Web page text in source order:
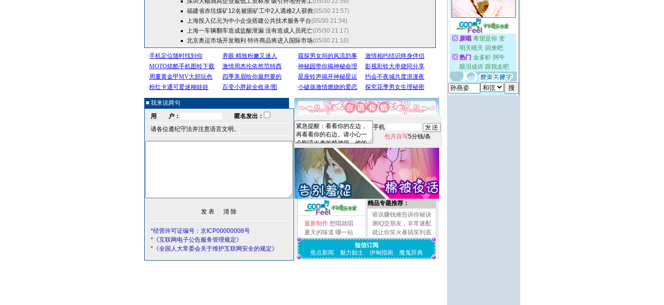
福建省赤坑煤矿12名被困矿工中2人遇难2人获救(05/30 21:57)
上海投入亿元为中小企业搭建公共技术服务平台(05/30 21:34)
上海一车辆翻车造成盐酸泄漏 没有造成人员死亡(05/30 21:17)
北京奥运市场开发顺利 特许商品将进入国际市场(05/30 21:16)
■ 我来说两句
用 户：
匿名发出：
请各位遵纪守法并注意语言文明。
*经营许可证编号：京ICP00000008号
*《互联网电子公告服务管理规定》
*《全国人大常委会关于维护互联网安全的规定》
手机
包月自写5分钱/条
最新制作 想唱就唱
夏天的味道 哪一站
精品专题推荐：
谁说赚钱难告诉你秘诀
测IQ交朋友，非常速配
就让你笑火暴搞笑到底
短信订阅
焦点新闻
魅力贴士 伊甸指南 魔鬼辞典